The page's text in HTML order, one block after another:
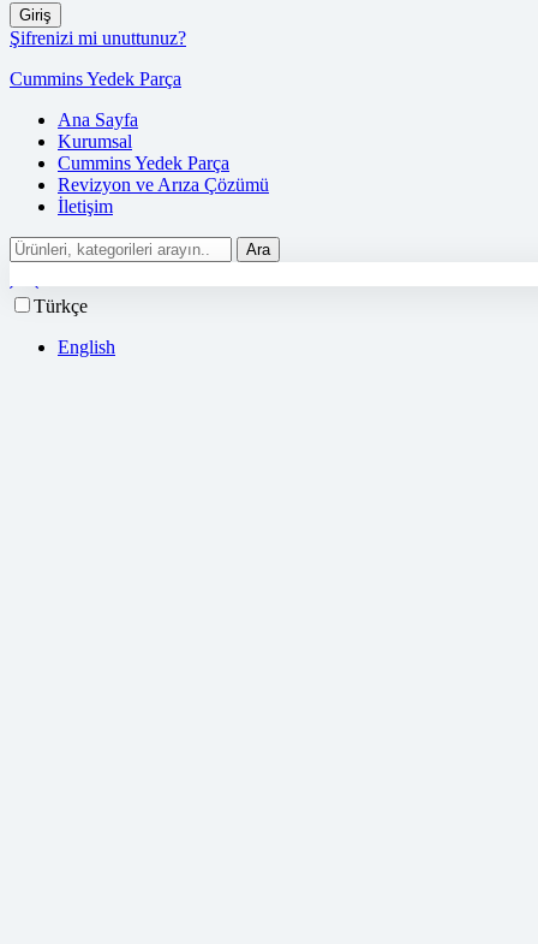
Giriş
Şifrenizi mi unuttunuz?
Cummins Yedek Parça
Ana Sayfa
Kurumsal
Cummins Yedek Parça
Revizyon ve Arıza Çözümü
İletişim
Ara
Türkçe
English